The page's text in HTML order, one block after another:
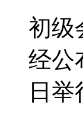
初级
经公
日举